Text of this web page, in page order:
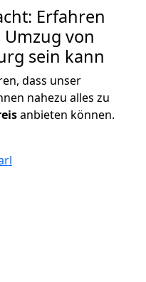
Erfahren
Umzug von
sein kann
dass unser
nahezu alles zu
anbieten können.